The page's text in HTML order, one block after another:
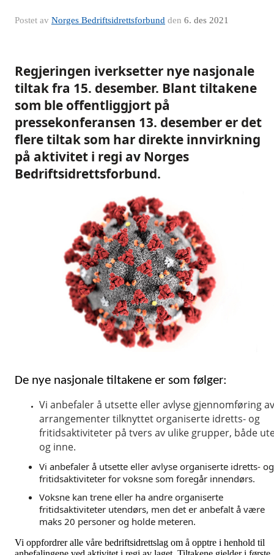
Postet av Norges Bedriftsidrettsforbund den 6. des 2021
Regjeringen iverksetter nye nasjonale
tiltak fra 15. desember. Blant tiltakene
som ble offentliggjort på
pressekonferansen 13. desember er det
flere tiltak som har direkte innvirkning
på aktivitet i regi av Norges
Bedriftsidrettsforbund.
De nye nasjonale tiltakene er som følger:
Vi anbefaler å utsette eller avlyse gjennomføring av
arrangementer tilknyttet organiserte idretts- og
fritidsaktiviteter på tvers av ulike grupper, både
og inne.
Vi anbefaler å utsette eller avlyse organiserte idretts- og
fritidsaktiviteter for voksne som foregår innendørs.
Voksne kan trene eller ha andre organiserte
fritidsaktiviteter utendørs, men det er anbefalt å være
maks 20 personer og holde meteren.
Vi oppfordrer alle våre bedriftsidrettslag om å opptre i henhold til